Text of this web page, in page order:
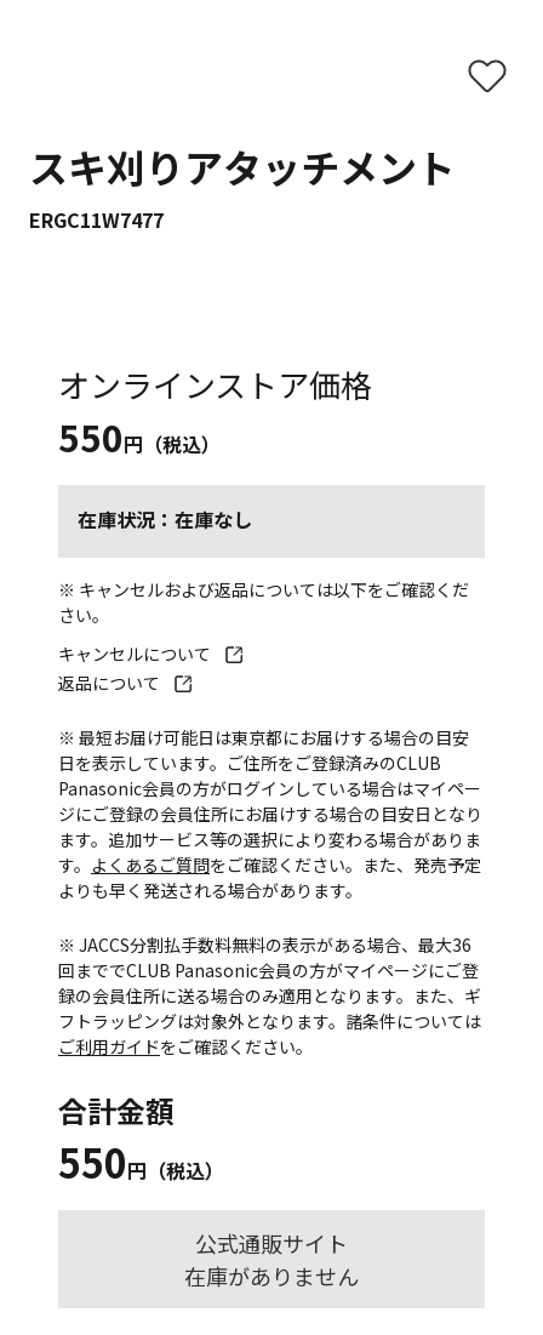
スキ刈りアタッチメント
ERGC11W7477
オンラインストア価格
550円（税込）
在庫状況：在庫なし
※ キャンセルおよび返品については以下をご確認くだ
さい。
キャンセルについて
返品について
※ 最短お届け可能日は東京都にお届けする場合の目安
日を表示しています。ご住所をご登録済みのCLUB
Panasonic会員の方がログインしている場合はマイペー
ジにご登録の会員住所にお届けする場合の目安日となり
ます。追加サービス等の選択により変わる場合がありま
す。 よくあるご質問をご確認ください。また、発売予定
よりも早く発送される場合があります。
※ JACCS分割払手数料無料の表示がある場合、最大36
回まででCLUB Panasonic会員の方がマイページにご登
録の会員住所に送る場合のみ適用となります。また、ギ
フトラッピングは対象外となります。諸条件については
ご利用ガイドをご確認ください。
合計金額
550円（税込）
公式通販サイト
在庫がありません